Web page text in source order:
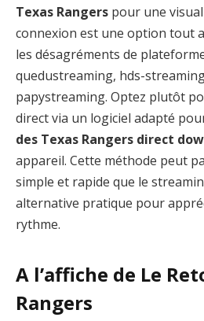
Texas Rangers pour une
connexion est une option tout
les désagréments de
quedustreaming, hds-
papystreaming. Optez plutôt
direct via un logiciel adapté
des Texas Rangers direct
appareil. Cette méthode peut
simple et rapide que le
alternative pratique pour
rythme.
A l’affiche de Le
Rangers